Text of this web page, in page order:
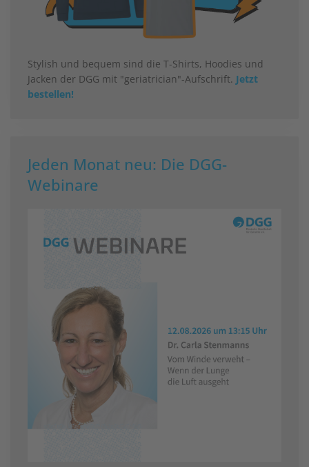
Stylish und bequem sind die T-Shirts, Hoodies und
Jacken der DGG mit "geriatrician"-Aufschrift. Jetzt
bestellen!
Jeden Monat neu: Die DGG-
Webinare